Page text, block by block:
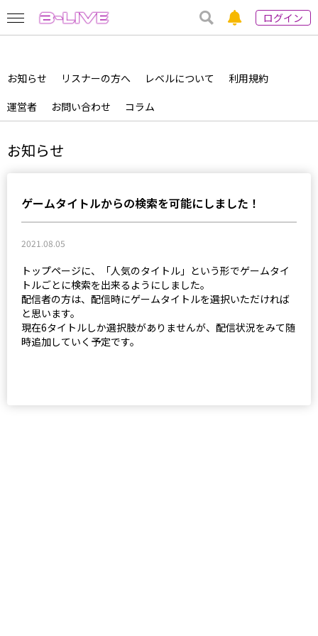
ログイン
お知らせ リスナーの方へ レベルについて
利用規約
運営者
お問い合わせ コラム
お知らせ
ゲームタイトルからの検索を可能にしました！
2021.08.05
トップページに、「人気のタイトル」という形でゲームタイ
トルごとに検索を出来るようにしました。
配信者の方は、配信時にゲームタイトルを選択いただければ
と思います。
現在6タイトルしか選択肢がありませんが、配信状況をみて随
時追加していく予定です。